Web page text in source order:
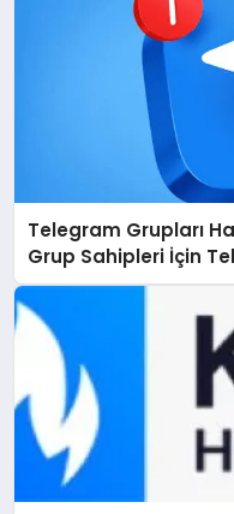
Telegram Grupları
Grup Sahipleri İçin
Ulaşma